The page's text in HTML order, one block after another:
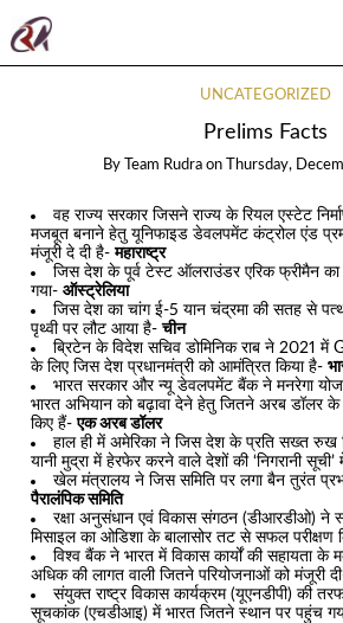
UNCATEGORIZED
Prelims Facts
By Team Rudra on Thursday,
वह राज्य सरकार जिसने राज्य के रियल एस्टेट
मजबूत बनाने हेतु यूनिफाइड डेवलपमेंट कंट्रोल एंड
मंजूरी दे दी है-महाराष्ट्र
जिस देश के पूर्व टेस्ट ऑलराउंडर एरिक फ्रीमैन
गया-ऑस्ट्रेलिया
जिस देश का चांग ई-5 यान चंद्रमा की सतह से
पृथ्वी पर लौट आया है-चीन
ब्रिटेन के विदेश सचिव डोमिनिक राब ने 2021 में
के लिए जिस देश प्रधानमंत्री को आमंत्रित किया है-
भारत सरकार और न्यू डेवलपमेंट बैंक ने मनरेगा
भारत अभियान को बढ़ावा देने हेतु जितने अरब डॉलर
किए हैं-एक अरब डॉलर
हाल ही में अमेरिका ने जिस देश के प्रति सख्त रुख
यानी मुद्रा में हेरफेर करने वाले देशों की ‘निगरानी
खेल मंत्रालय ने जिस समिति पर लगा बैन तुरंत
पैरालंपिक समिति
रक्षा अनुसंधान एवं विकास संगठन (डीआरडीओ) ने
मिसाइल का ओडिशा के बालासोर तट से सफल परीक्षण
विश्व बैंक ने भारत में विकास कार्यों की सहायता
अधिक की लागत वाली जितने परियोजनाओं को मंजूरी
संयुक्त राष्ट्र विकास कार्यक्रम (यूएनडीपी) की
सूचकांक (एचडीआइ) में भारत जितने स्थान पर पहुंच